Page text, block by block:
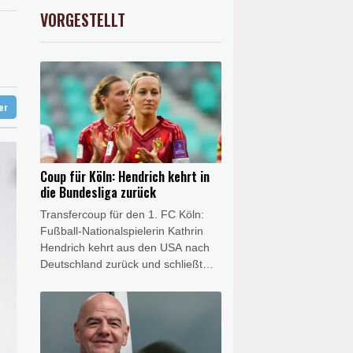
allem im Juni
0.36%
-0.08%
VORGESTELLT
Coup für Köln: Hendrich kehrt in
die Bundesliga zurück
Transfercoup für den 1. FC Köln:
Fußball-Nationalspielerin Kathrin
Hendrich kehrt aus den USA nach
Deutschland zurück und schließt
Domstadt an. Wie die Kölnerinnen
am Donnerstag mitteilten,
unterschrieb die 34 Jahre alte
Innenverteidigerin einen Vertrag bis